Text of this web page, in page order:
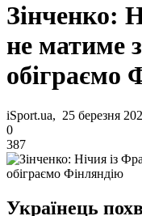
Зінченко:
не матиме
обіграємо
iSport.ua, 25 березня
0
387
Українець